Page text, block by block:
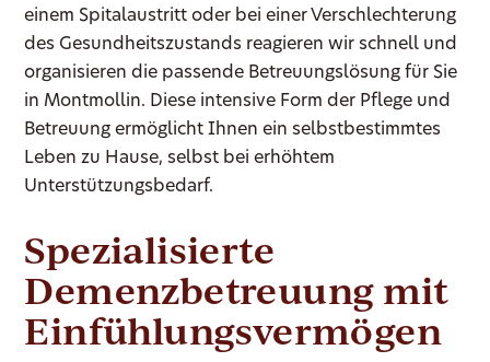
einem Spitalaustritt oder bei einer Verschlechterung
des Gesundheitszustands reagieren wir schnell und
organisieren die passende Betreuungslösung für Sie
in Montmollin. Diese intensive Form der Pflege und
Betreuung ermöglicht Ihnen ein selbstbestimmtes
Leben zu Hause, selbst bei erhöhtem
Unterstützungsbedarf.
Spezialisierte
Demenzbetreuung mit
Einfühlungsvermögen